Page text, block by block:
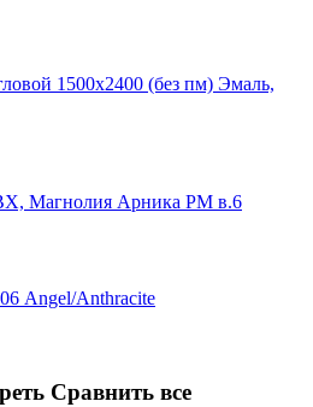
1500х2400 (без пм) Эмаль,
Магнолия Арника РМ в.6
Angel/Anthracite
Сравнить все